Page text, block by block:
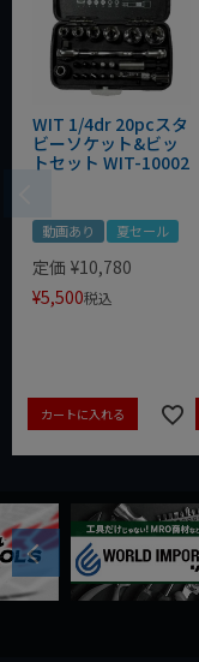
WIT 1/4dr 20pcスタ
ビーソケット&ビッ
トセット WIT-10002
動画あり 夏セール
定価 ¥10,780
¥5,500税込
カートに入れる
Previous